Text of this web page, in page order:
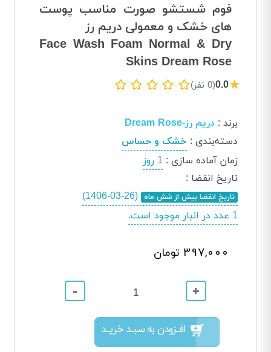
فوم شستشو صورت مناسب پوست
های خشک و معمولی دریم رز
Face Wash Foam Normal & Dry
Skins Dream Rose
★
0.0(0 نفر)
برند : دریم رز-Dream Rose
دسته‌بندی : خشک و حساس
زمان آماده سازی :1 روز
تاریخ انقضا :
تاریخ انقضا بیش از شش ماه (1406-03-26)
1 عدد در انبار موجود است.
397,000 تومان
+
-
افــزودن به سبــد خریــد